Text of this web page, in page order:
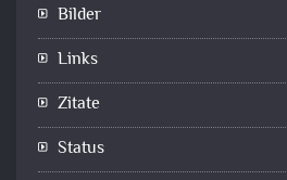
Bilder
Links
Zitate
Status